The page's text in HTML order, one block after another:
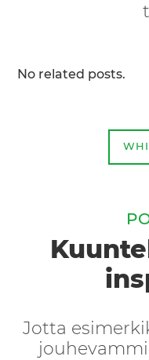
No related posts.
Jotta